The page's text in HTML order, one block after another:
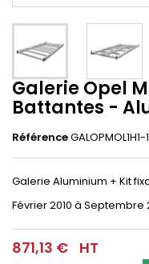
Galerie Opel
Battantes -
RéférenceGALOPMOL1H1-
Galerie Aluminium + Kit
Février 2010 à Septembre
871,13 € HT